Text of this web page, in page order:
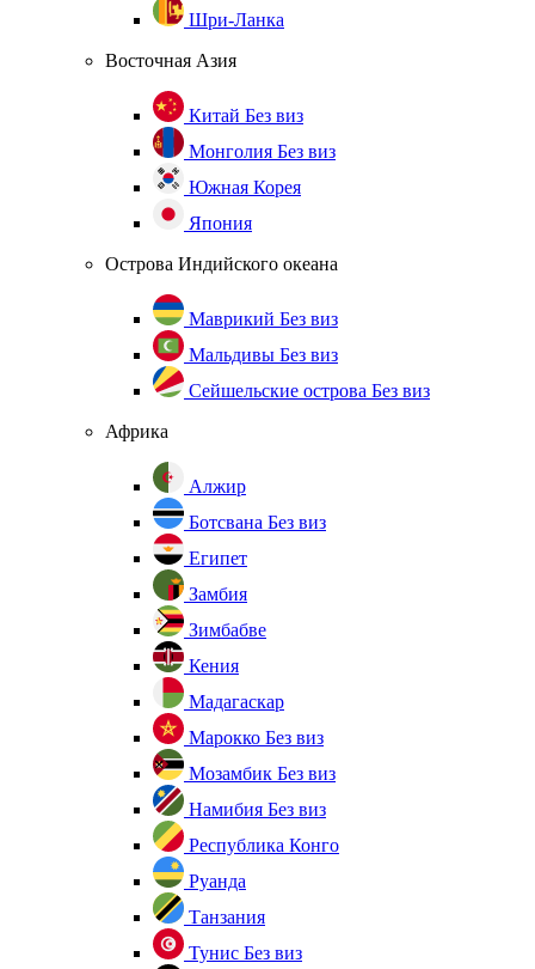
Шри-Ланка
Восточная Азия
Китай Без виз
Монголия Без виз
Южная Корея
Япония
Острова Индийского океана
Маврикий Без виз
Мальдивы Без виз
Сейшельские острова Без виз
Африка
Алжир
Ботсвана Без виз
Египет
Замбия
Зимбабве
Кения
Мадагаскар
Марокко Без виз
Мозамбик Без виз
Намибия Без виз
Республика Конго
Руанда
Танзания
Тунис Без виз